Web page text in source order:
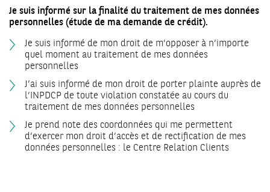
Je suis informé sur la finalité du traitement de mes données
personnelles (étude de ma demande de crédit).
Je suis informé de mon droit de m’opposer à n’importe
quel moment au traitement de mes données
personnelles
J’ai suis informé de mon droit de porter plainte auprès de
l’INPDCP de toute violation constatée au cours du
traitement de mes données personnelles
Je prend note des coordonnées qui me permettent
d’exercer mon droit d’accès et de rectification de mes
données personnelles : le Centre Relation Clients